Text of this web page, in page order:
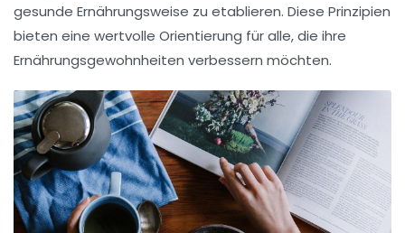
gesunde Ernährungsweise zu etablieren. Diese Prinzipien
bieten eine wertvolle Orientierung für alle, die ihre
Ernährungsgewohnheiten verbessern möchten.